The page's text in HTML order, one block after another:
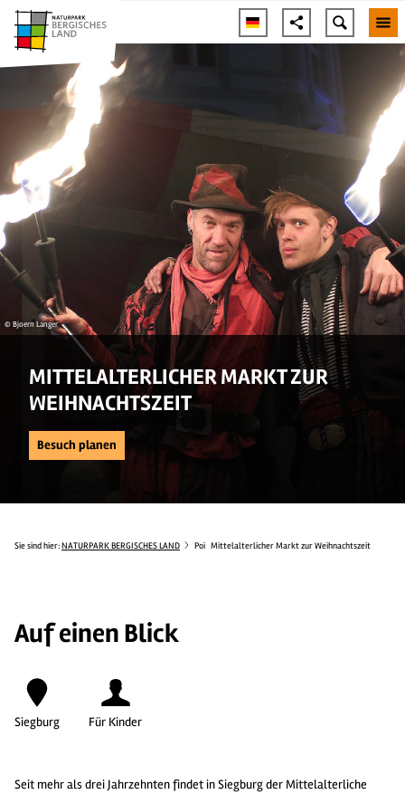
© Bjoern Langer
MITTELALTERLICHER MARKT ZUR
WEIHNACHTSZEIT
Besuch planen
Sie sind hier:NATURPARK BERGISCHES LAND Poi Mittelalterlicher Markt zur Weihnachtszeit
Auf einen Blick
Siegburg Für Kinder
Seit mehr als drei Jahrzehnten findet in Siegburg der Mittelalterliche